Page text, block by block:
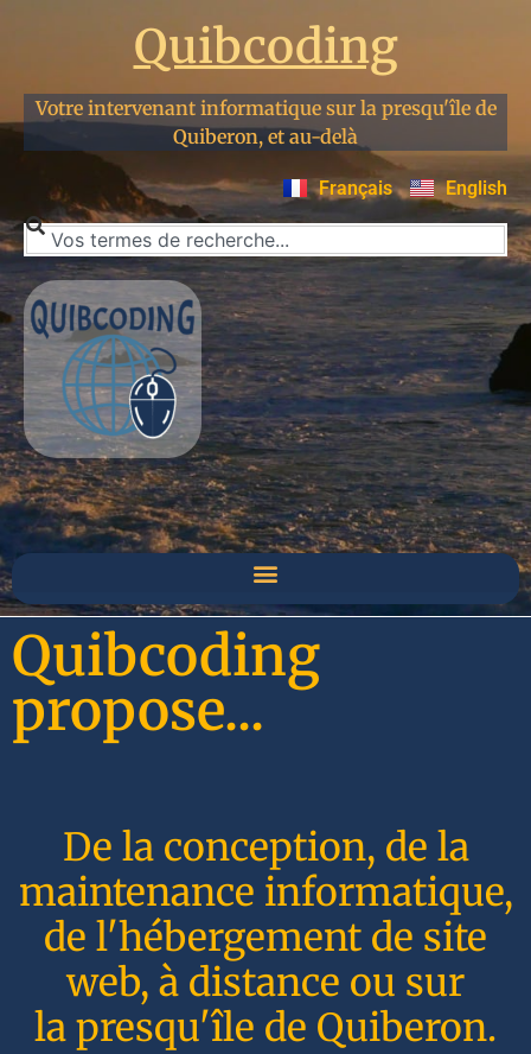
Quibcoding
Votre intervenant informatique sur la presqu'île de
Quiberon, et au-delà
Français English
Quibcoding
propose...
De la conception, de la
maintenance informatique,
de l'hébergement de site
web, à distance ou sur
la presqu'île de Quiberon.